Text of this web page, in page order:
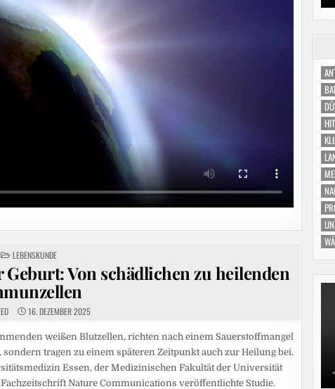
POSTED
IN
LEBENSKUNDE
Von schädlichen zu heilenden
16. DEZEMBER 2025
weißen Blutzellen, richten nach einem Sauerstoffmangel
tragen zu einem späteren Zeitpunkt auch zur Heilung bei.
Essen, der Medizinischen Fakultät der Universität
Nature Communications veröffentlichte Studie.